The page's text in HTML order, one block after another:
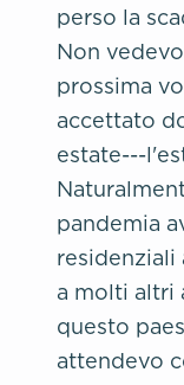
perso la
Non
prossima
accettato
estate---
pandemia
residenziali
a molti altri
questo
attendevo